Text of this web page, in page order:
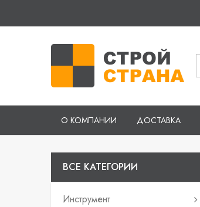
О КОМПАНИИ ДОСТАВКА
ВСЕ КАТЕГОРИИ
Инструмент